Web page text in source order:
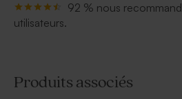
92 % nous
utilisateurs.
Produits associés